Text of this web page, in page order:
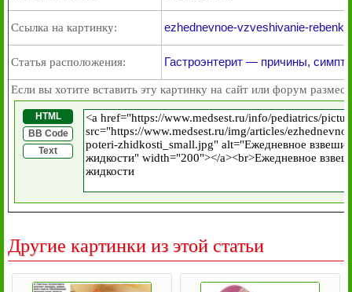
Ссылка на картинку: ezhednevnoe-vzveshivanie-
Статья расположения: Гастроэнтерит — причины,
Если вы хотите вставить эту картинку на сайт или форум
HTML
BB Code
Text
Другие картинки из этой статьи